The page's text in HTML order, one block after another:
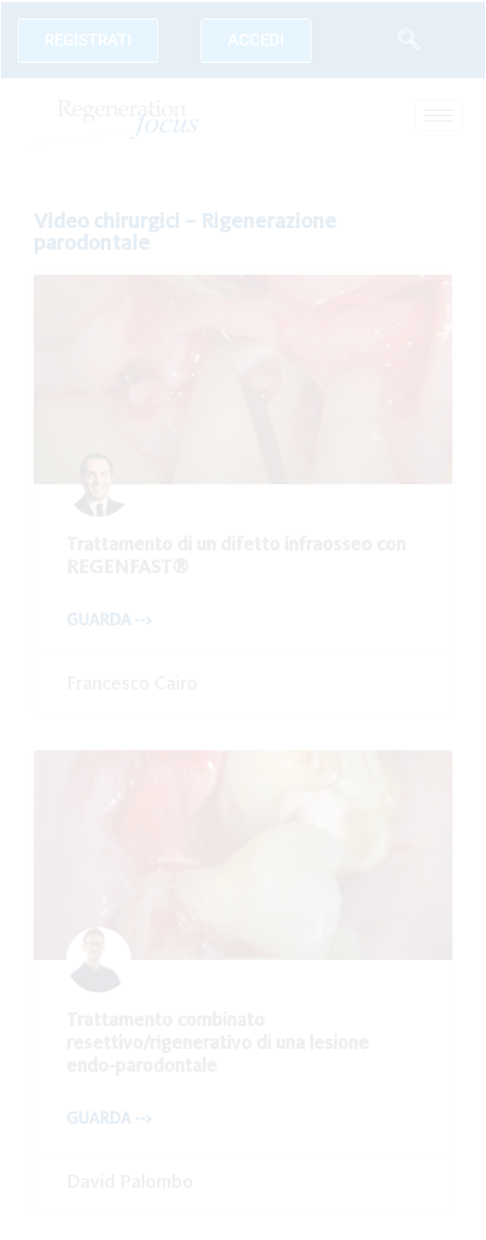
REGISTRATI ACCEDI
Video chirurgici – Rigenerazione
parodontale
GUARDA -->
GUARDA -->